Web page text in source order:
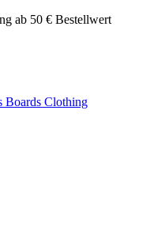
ab 50 € Bestellwert